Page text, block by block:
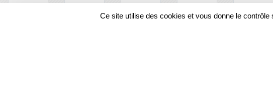
Ce site utilise des cookies et vous donne le